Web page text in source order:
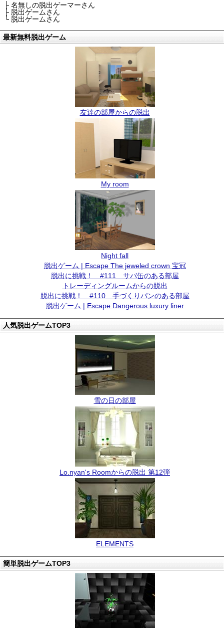
├ 名無しの脱出ゲーマーさん
├ 脱出ゲームさん
└ 脱出ゲームさん
最新無料脱出ゲーム
友達の部屋からの脱出
My room
Night fall
脱出ゲーム | Escape The jeweled crown 宝冠
脱出に挑戦！ #111 サバ缶のある部屋
トレーディングルームからの脱出
脱出に挑戦！ #110 手づくりパンのある部屋
脱出ゲーム | Escape Dangerous luxury liner
人気脱出ゲームTOP3
雪の日の部屋
Lo.nyan's Roomからの脱出 第12弾
ELEMENTS
簡単脱出ゲームTOP3